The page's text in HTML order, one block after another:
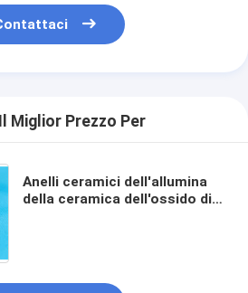
Miglior Prezzo Per
Anelli ceramici dell'allumina
della ceramica dell'ossido di